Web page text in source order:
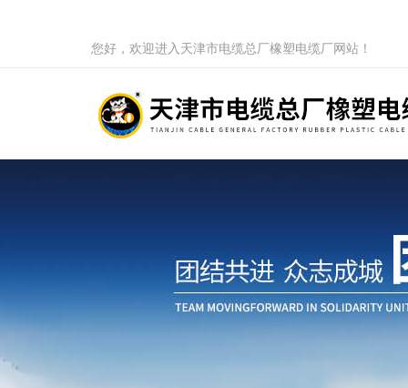
您好，欢迎进入天津市电缆总厂橡塑电缆厂网站！